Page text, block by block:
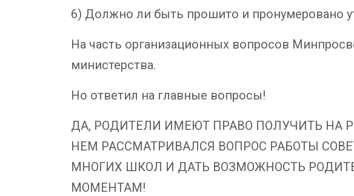
6) Должно ли быть прошито и пронумеровано
На часть организационных вопросов
министерства.
Но ответил на главные вопросы!
ДА, РОДИТЕЛИ ИМЕЮТ ПРАВО ПОЛУЧИТЬ НА
НЕМ РАССМАТРИВАЛСЯ ВОПРОС РАБОТЫ
МНОГИХ ШКОЛ И ДАТЬ ВОЗМОЖНОСТЬ
МОМЕНТАМ!